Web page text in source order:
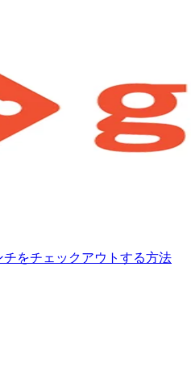
チをチェックアウトする方法